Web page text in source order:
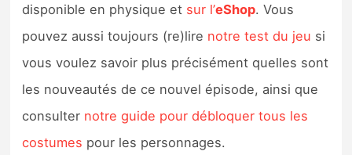
disponible en physique et sur l’eShop. Vous
pouvez aussi toujours (re)lire notre test du jeu si
vous voulez savoir plus précisément quelles sont
les nouveautés de ce nouvel épisode, ainsi que
consulter notre guide pour débloquer tous les
costumes pour les personnages.